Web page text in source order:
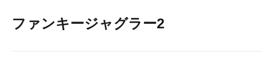
ファンキージャグラー2